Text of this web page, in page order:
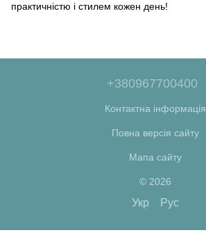
практичністю і стилем кожен день!
+380967700400
Контактна інформація
Повна версія сайту
Мапа сайту
© 2026
Укр Рус